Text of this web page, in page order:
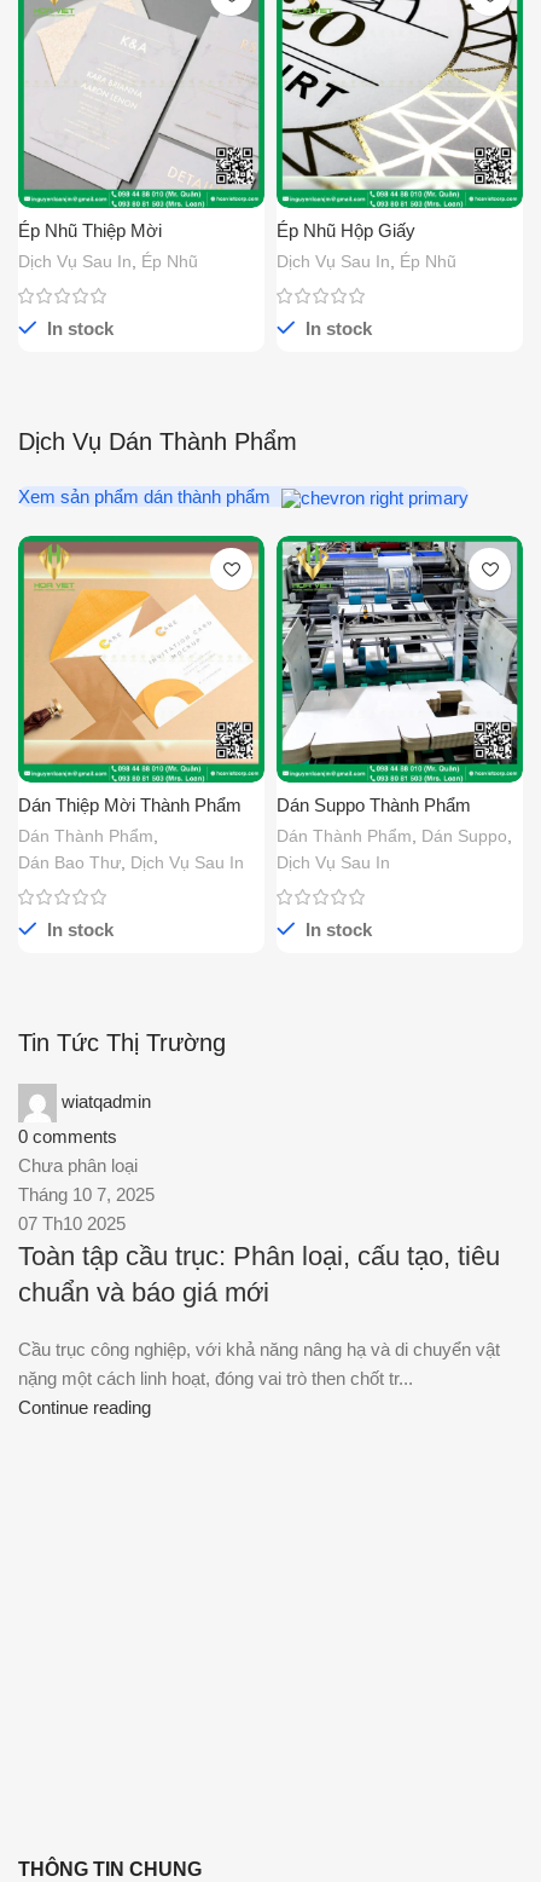
Ép Nhũ Thiệp Mời
Dịch Vụ Sau In, Ép Nhũ
In stock
Ép Nhũ Hộp Giấy
Dịch Vụ Sau In, Ép Nhũ
In stock
Dịch Vụ Dán Thành Phẩm
Xem sản phẩm dán thành phẩm
Dán Thiệp Mời Thành Phẩm
Dán Thành Phẩm,
Dán Bao Thư, Dịch Vụ Sau In
In stock
Dán Suppo Thành Phẩm
Dán Thành Phẩm, Dán Suppo,
Dịch Vụ Sau In
In stock
Tin Tức Thị Trường
wiatqadmin
0 comments
Chưa phân loại
Tháng 10 7, 2025
07 Th10 2025
Toàn tập cầu trục: Phân loại, cấu tạo, tiêu
chuẩn và báo giá mới
Cầu trục công nghiệp, với khả năng nâng hạ và di chuyển vật
nặng một cách linh hoạt, đóng vai trò then chốt tr...
Continue reading
THÔNG TIN CHUNG